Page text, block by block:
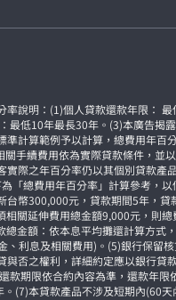
率說明：(1)個人貸款還款年限： 最
最低10年最長30年。(3)本廣告揭
準計算範例予以計算，總費用年百
手續費用依為實際貸款條件，並
實際之年百分率仍以其個別貸款產
「總費用年百分率」計算參考，以
台幣300,000元，貸款期間5年，貸
相關延伸費用總金額9,000元，則總
總金額：依本息平均攤還計算方式
、利息及相關費用)。(5)銀行保留
與否之權利，詳細約定應以銀行貸
款期限依合約內容為準，還款年限
。(7)本貸款產品不涉及短期內(60天